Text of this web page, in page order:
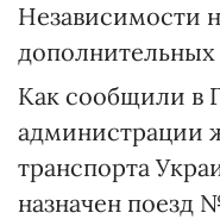
Независимости
дополнительных
Как сообщили в
администрации
транспорта
назначен